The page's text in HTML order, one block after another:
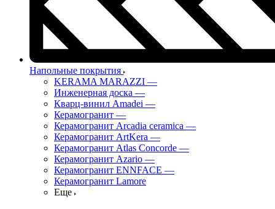
Напольные покрытия
KERAMA MARAZZI —
Инженерная доска —
Кварц-винил Amadei —
Керамогранит —
Керамогранит Arcadia ceramica —
Керамогранит ArtKera —
Керамогранит Atlas Concorde —
Керамогранит Azario —
Керамогранит ENNFACE —
Керамогранит Lamore
Еще